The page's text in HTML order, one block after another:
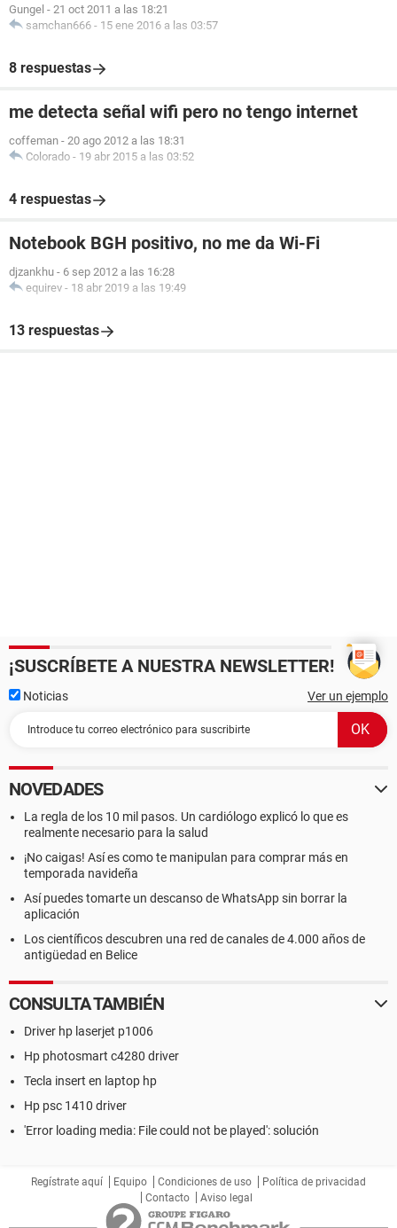
Gungel - 21 oct 2011 a las 18:21
samchan666 - 15 ene 2016 a las 03:57
8 respuestas
me detecta señal wifi pero no tengo internet
coffeman - 20 ago 2012 a las 18:31
Colorado - 19 abr 2015 a las 03:52
4 respuestas
Notebook BGH positivo, no me da Wi-Fi
djzankhu - 6 sep 2012 a las 16:28
equirev - 18 abr 2019 a las 19:49
13 respuestas
¡SUSCRÍBETE A NUESTRA NEWSLETTER!
Noticias Ver un ejemplo
NOVEDADES
La regla de los 10 mil pasos. Un cardiólogo explicó lo que es
realmente necesario para la salud
¡No caigas! Así es como te manipulan para comprar más en
temporada navideña
Así puedes tomarte un descanso de WhatsApp sin borrar la
aplicación
Los científicos descubren una red de canales de 4.000 años de
antigüedad en Belice
CONSULTA TAMBIÉN
Driver hp laserjet p1006
Hp photosmart c4280 driver
Tecla insert en laptop hp
Hp psc 1410 driver
'Error loading media: File could not be played': solución
Regístrate aquí Equipo Condiciones de uso
Política de privacidad
Contacto
Aviso legal